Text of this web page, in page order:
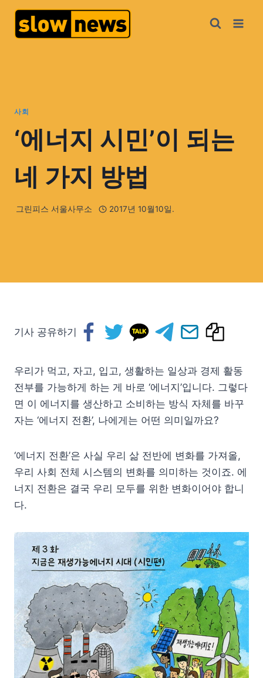
사회
‘에너지 시민’이 되는
네 가지 방법
그린피스 서울사무소 2017년 10월10일.
기사 공유하기
우리가 먹고, 자고, 입고, 생활하는 일상과 경제 활동
전부를 가능하게 하는 게 바로 ‘에너지’입니다. 그렇다
면 이 에너지를 생산하고 소비하는 방식 자체를 바꾸
자는 ‘에너지 전환’, 나에게는 어떤 의미일까요?
‘에너지 전환’은 사실 우리 삶 전반에 변화를 가져올,
우리 사회 전체 시스템의 변화를 의미하는 것이죠. 에
너지 전환은 결국 우리 모두를 위한 변화이어야 합니
다.